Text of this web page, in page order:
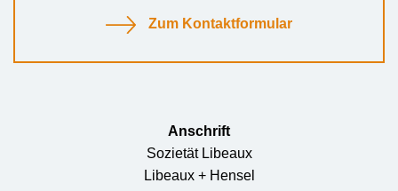
Zum Kontaktformular
Anschrift
Sozietät Libeaux
Libeaux + Hensel